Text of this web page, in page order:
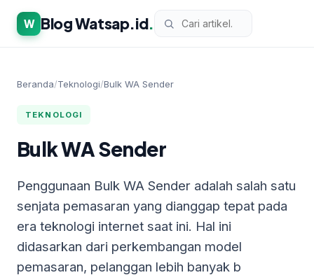
W Blog Watsap.id.
Beranda/Teknologi/Bulk WA Sender
TEKNOLOGI
Bulk WA Sender
Penggunaan Bulk WA Sender adalah salah satu
senjata pemasaran yang dianggap tepat pada
era teknologi internet saat ini. Hal ini
didasarkan dari perkembangan model
pemasaran, pelanggan lebih banyak b